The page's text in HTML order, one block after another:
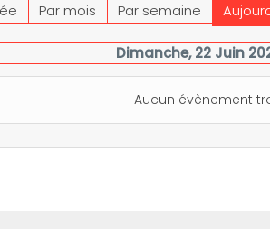
Par mois Par semaine
Dimanche, 22 Juin
Aucun évènement